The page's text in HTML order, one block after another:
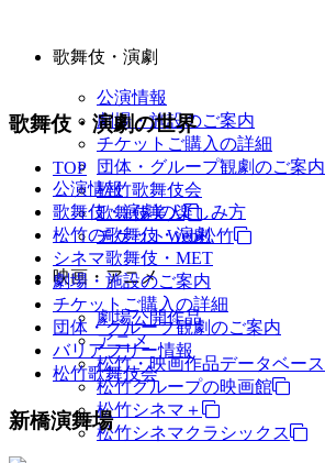
歌舞伎・演劇
公演情報
劇場・施設のご案内
チケットご購入の詳細
団体・グループ観劇のご案内
松竹歌舞伎会
歌舞伎美人
チケットWeb松竹
映画・アニメ
劇場公開作品
アニメ
松竹・映画作品データベース
松竹グループの映画館
松竹シネマ＋
松竹シネマクラシックス
歌舞伎・演劇の世界
TOP
公演情報
歌舞伎・演劇の楽しみ方
松竹の歌舞伎・演劇
シネマ歌舞伎・MET
劇場・施設のご案内
チケットご購入の詳細
団体・グループ観劇のご案内
バリアフリー情報
松竹歌舞伎会
新橋演舞場